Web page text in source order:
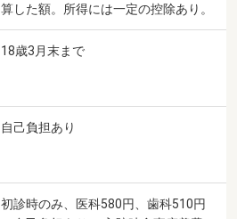
算した額。所得には一定の控除あり。
18歳3月末まで
自己負担あり
初診時のみ、医科580円、歯科510円